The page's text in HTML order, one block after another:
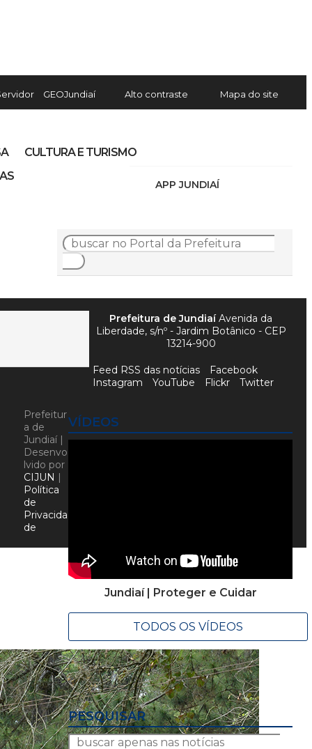
GEOJundiaí Alto contraste Mapa do site
APP JUNDIAÍ
CULTURA E TURISMO
VÍDEOS
Jundiaí | Proteger e Cuidar
TODOS OS VÍDEOS
PESQUISAR
Prefeitura de JundiaíAvenida da
Liberdade, s/nº - Jardim Botânico - CEP
13214-900
Feed RSS das notícias
Facebook
Instagram
YouTube Flickr Twitter
Prefeitur
a de
Jundiaí |
Desenvo
lvido por
CIJUN |
Política
de
Privacida
de